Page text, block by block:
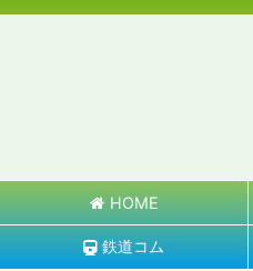
HOME
鉄道コム